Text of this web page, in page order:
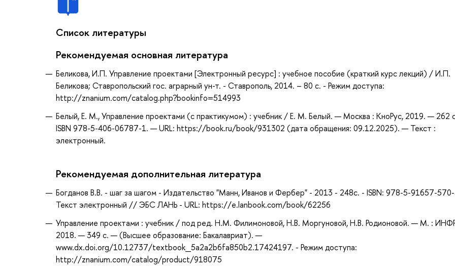
Список литературы
Рекомендуемая основная литература
Беликова, И.П. Управление проектами [Электронный ресурс] : учебное пособие (краткий курс лекций) / И.П.
Беликова; Ставропольский гос. аграрный ун-т. - Ставрополь, 2014. – 80 с. - Режим доступа:
http://znanium.com/catalog.php?bookinfo=514993
Белый, Е. М., Управление проектами (с практикумом) : учебник / Е. М. Белый. — Москва : КноРус, 2019. — 262
ISBN 978-5-406-06787-1. — URL: https://book.ru/book/931302 (дата обращения: 09.12.2025). — Текст :
электронный.
Рекомендуемая дополнительная литература
Богданов В.В. - шаг за шагом - Издательство "Манн, Иванов и Фербер" - 2013 - 248с. - ISBN: 978-5-91657-
Текст электронный // ЭБС ЛАНЬ - URL: https://e.lanbook.com/book/62256
Управление проектами : учебник / под ред. Н.М. Филимоновой, Н.В. Моргуновой, Н.В. Родионовой. — М. :
2018. — 349 с. — (Высшее образование: Бакалавриат). —
www.dx.doi.org/10.12737/textbook_5a2a2b6fa850b2.17424197. - Режим доступа:
http://znanium.com/catalog/product/918075